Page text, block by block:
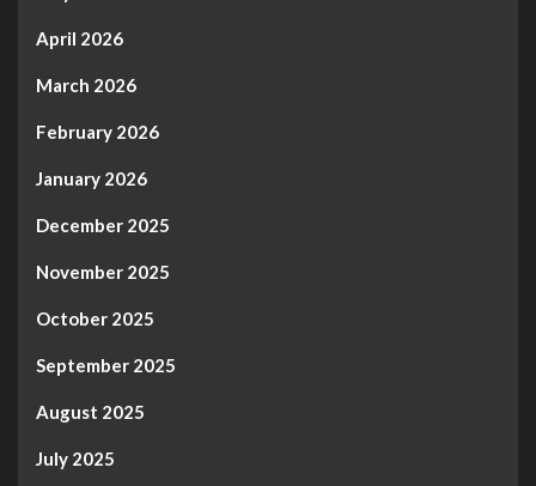
April 2026
March 2026
February 2026
January 2026
December 2025
November 2025
October 2025
September 2025
August 2025
July 2025